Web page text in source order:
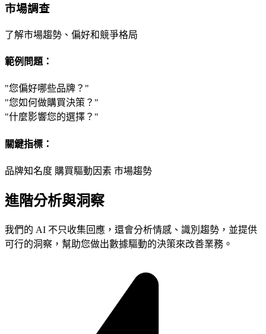
市場調查
了解市場趨勢、偏好和競爭格局
範例問題：
"您偏好哪些品牌？"
"您如何做購買決策？"
"什麼影響您的選擇？"
關鍵指標：
品牌知名度 購買驅動因素 市場趨勢
進階分析與洞察
我們的 AI 不只收集回應，還會分析情感、識別趨勢，並提供
可行的洞察，幫助您做出數據驅動的決策來改善業務。